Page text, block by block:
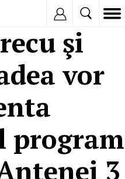
şi
vor
program
3